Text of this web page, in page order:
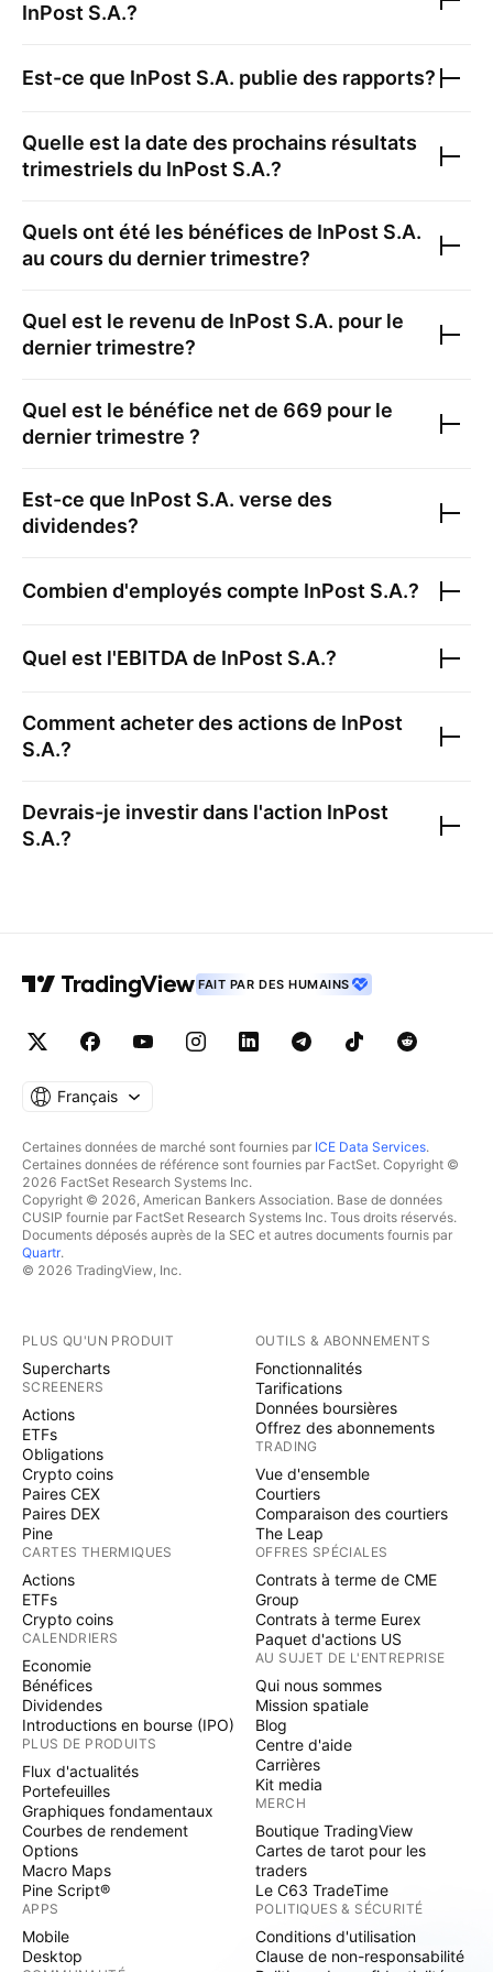
InPost S.A.?
Est-ce que InPost S.A. publie des rapports?
Quelle est la date des prochains résultats
trimestriels du InPost S.A.?
Quels ont été les bénéfices de InPost S.A.
au cours du dernier trimestre?
Quel est le revenu de InPost S.A. pour le
dernier trimestre?
Quel est le bénéfice net de 669 pour le
dernier trimestre ?
Est-ce que InPost S.A. verse des
dividendes?
Combien d'employés compte InPost S.A.?
Quel est l'EBITDA de InPost S.A.?
Comment acheter des actions de InPost
S.A.?
Devrais-je investir dans l'action InPost
S.A.?
FAIT PAR DES HUMAINS
Français
Certaines données de marché sont fournies par ICE Data Services.
Certaines données de référence sont fournies par FactSet. Copyright ©
2026 FactSet Research Systems Inc.
Copyright © 2026, American Bankers Association. Base de données
CUSIP fournie par FactSet Research Systems Inc. Tous droits réservés.
Documents déposés auprès de la SEC et autres documents fournis par
Quartr.
© 2026 TradingView, Inc.
PLUS QU'UN PRODUIT
Supercharts
SCREENERS
Actions
ETFs
Obligations
Crypto coins
Paires CEX
Paires DEX
Pine
CARTES THERMIQUES
Actions
ETFs
Crypto coins
CALENDRIERS
Economie
Bénéfices
Dividendes
Introductions en bourse (IPO)
PLUS DE PRODUITS
Flux d'actualités
Portefeuilles
Graphiques fondamentaux
Courbes de rendement
Options
Macro Maps
Pine Script®
APPS
Mobile
Desktop
OUTILS & ABONNEMENTS
Fonctionnalités
Tarifications
Données boursières
Offrez des abonnements
TRADING
Vue d'ensemble
Courtiers
Comparaison des courtiers
The Leap
OFFRES SPÉCIALES
Contrats à terme de CME
Group
Contrats à terme Eurex
Paquet d'actions US
AU SUJET DE L'ENTREPRISE
Qui nous sommes
Mission spatiale
Blog
Centre d'aide
Carrières
Kit media
MERCH
Boutique TradingView
Cartes de tarot pour les
traders
Le C63 TradeTime
POLITIQUES & SÉCURITÉ
Conditions d'utilisation
Clause de non-responsabilité